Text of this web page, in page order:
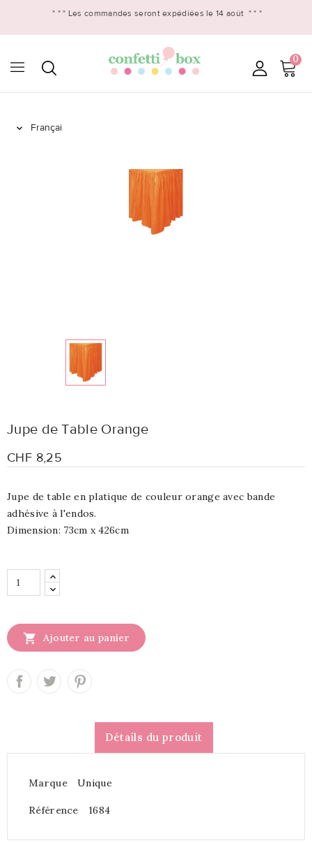
* * * Les commandes seront expédiées le 14 août * * *
0

Jupe de Table Orange
CHF 8,25
Jupe de table en platique de couleur orange avec bande
adhésive à l'endos.
Dimension: 73cm x 426cm
 Ajouter au panier
Détails du produit
Marque Unique
Référence 1684